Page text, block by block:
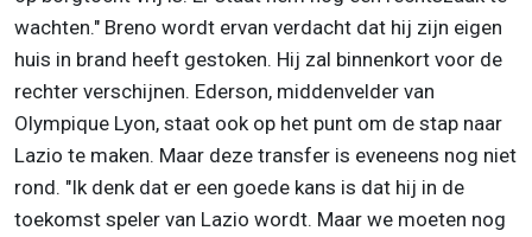
wachten." Breno wordt ervan verdacht dat hij zijn eigen
huis in brand heeft gestoken. Hij zal binnenkort voor de
rechter verschijnen. Ederson, middenvelder van
Olympique Lyon, staat ook op het punt om de stap naar
Lazio te maken. Maar deze transfer is eveneens nog niet
rond. "Ik denk dat er een goede kans is dat hij in de
toekomst speler van Lazio wordt. Maar we moeten nog